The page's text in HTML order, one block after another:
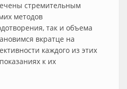
стремительным
методов
так и объема
вкратце на
каждого из этих
к их